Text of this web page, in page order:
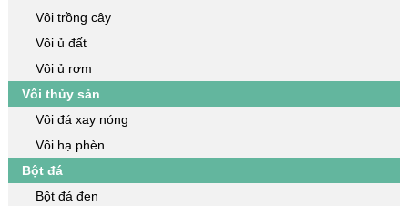
Vôi trồng cây
Vôi ủ đất
Vôi ủ rơm
Vôi thủy sản
Vôi đá xay nóng
Vôi hạ phèn
Bột đá
Bột đá đen